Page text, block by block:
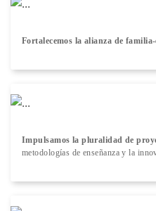
Fortalecemos la alianza de familia-
Impulsamos la pluralidad de
metodologías de enseñanza y la